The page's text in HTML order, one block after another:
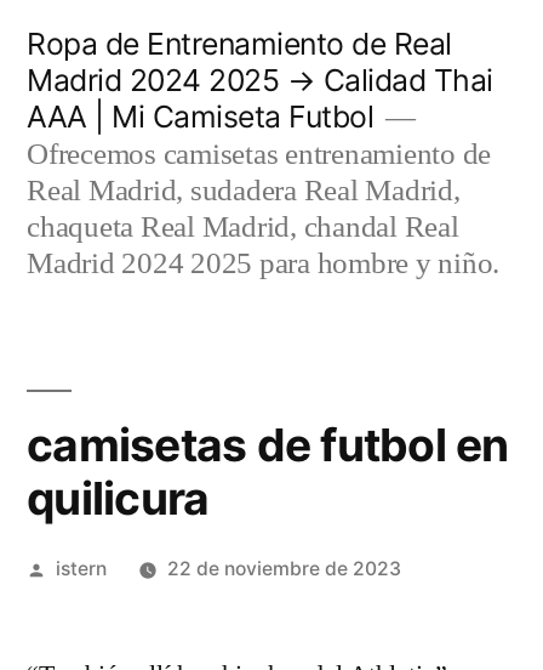
contenido
Ropa de Entrenamiento de Real
Madrid 2024 2025 → Calidad Thai
AAA | Mi Camiseta Futbol
Ofrecemos camisetas entrenamiento de
Real Madrid, sudadera Real Madrid,
chaqueta Real Madrid, chandal Real
Madrid 2024 2025 para hombre y niño.
camisetas de futbol en
quilicura
Publicado
istern 22 de noviembre de 2023